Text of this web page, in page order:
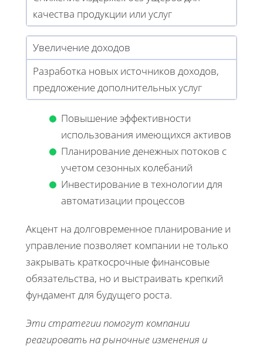
качества продукции или услуг
Увеличение доходов
Разработка новых источников доходов,
предложение дополнительных услуг
Повышение эффективности
использования имеющихся активов
Планирование денежных потоков с
учетом сезонных колебаний
Инвестирование в технологии для
автоматизации процессов
Акцент на долговременное планирование и
управление позволяет компании не только
закрывать краткосрочные финансовые
обязательства, но и выстраивать крепкий
фундамент для будущего роста.
Эти стратегии помогут компании
реагировать на рыночные изменения и